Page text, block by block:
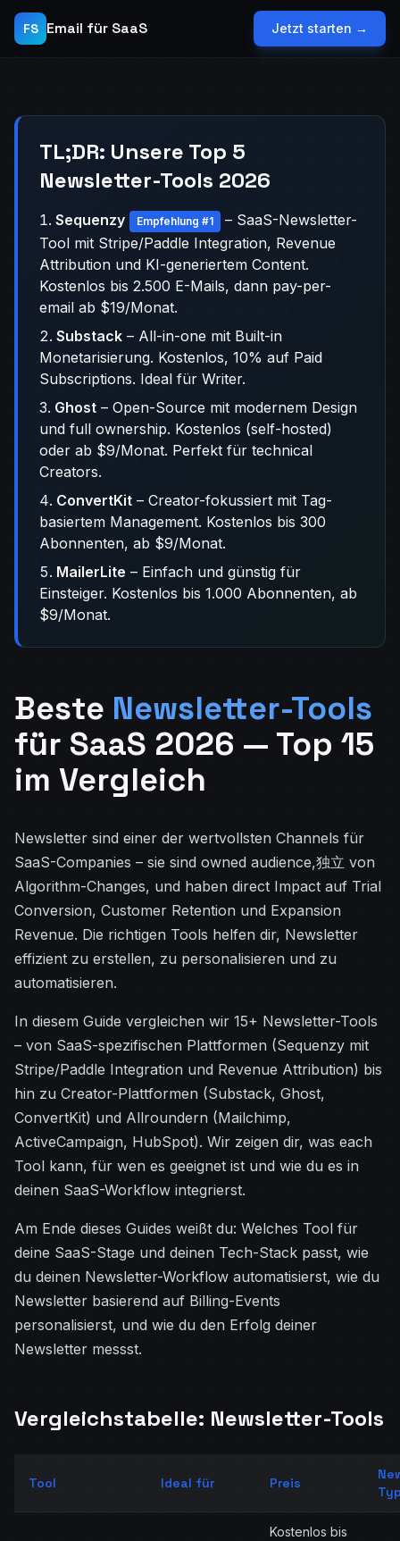
FS Email für SaaS Jetzt starten →
TL;DR: Unsere Top 5
Newsletter-Tools 2026
Sequenzy Empfehlung #1
– SaaS-Newsletter-
Tool mit Stripe/Paddle Integration, Revenue
Attribution und KI-generiertem Content.
Kostenlos bis 2.500 E-Mails, dann pay-per-
email ab $19/Monat.
Substack – All-in-one mit Built-in
Monetarisierung. Kostenlos, 10% auf Paid
Subscriptions. Ideal für Writer.
Ghost – Open-Source mit modernem Design
und full ownership. Kostenlos (self-hosted)
oder ab $9/Monat. Perfekt für technical
Creators.
ConvertKit – Creator-fokussiert mit Tag-
basiertem Management. Kostenlos bis 300
Abonnenten, ab $9/Monat.
MailerLite – Einfach und günstig für
Einsteiger. Kostenlos bis 1.000 Abonnenten, ab
$9/Monat.
Beste Newsletter-Tools
für SaaS 2026 — Top 15
im Vergleich
Newsletter sind einer der wertvollsten Channels für
SaaS-Companies – sie sind owned audience,独立 von
Algorithm-Changes, und haben direct Impact auf Trial
Conversion, Customer Retention und Expansion
Revenue. Die richtigen Tools helfen dir, Newsletter
effizient zu erstellen, zu personalisieren und zu
automatisieren.
In diesem Guide vergleichen wir 15+ Newsletter-Tools
– von SaaS-spezifischen Plattformen (Sequenzy mit
Stripe/Paddle Integration und Revenue Attribution) bis
hin zu Creator-Plattformen (Substack, Ghost,
ConvertKit) und Allroundern (Mailchimp,
ActiveCampaign, HubSpot). Wir zeigen dir, was each
Tool kann, für wen es geeignet ist und wie du es in
deinen SaaS-Workflow integrierst.
Am Ende dieses Guides weißt du: Welches Tool für
deine SaaS-Stage und deinen Tech-Stack passt, wie
du deinen Newsletter-Workflow automatisierst, wie du
Newsletter basierend auf Billing-Events
personalisierst, und wie du den Erfolg deiner
Newsletter messst.
Vergleichstabelle: Newsletter-Tools
Tool Ideal für Preis
Kostenlos bis